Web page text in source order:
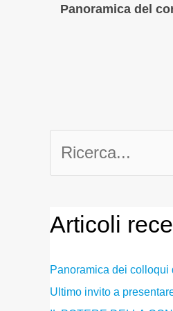
Panoramica del
Ricerca
Articoli
Panoramica dei colloqui
Ultimo invito a